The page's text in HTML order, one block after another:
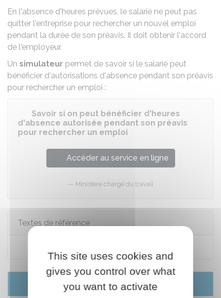
En l'absence d'heures prévues, le salarié ne peut pas
quitter l'entreprise pour rechercher un nouvel emploi
pendant la durée de son préavis. Il doit obtenir l'accord
de l'employeur.
Un simulateur permet de savoir si le salarié peut
bénéficier d'autorisations d'absence pendant son préavis
pour rechercher un emploi :
Savoir si on peut bénéficier d'heures
d'absence autorisée pendant son préavis
pour rechercher un emploi
Accéder au service en ligne
Ministère chargé du travail
Textes de référence
Services en ligne et formulaires
This site uses cookies and
gives you control over what
you want to activate